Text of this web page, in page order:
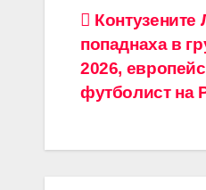
попаднаха в
2026,
футболист на